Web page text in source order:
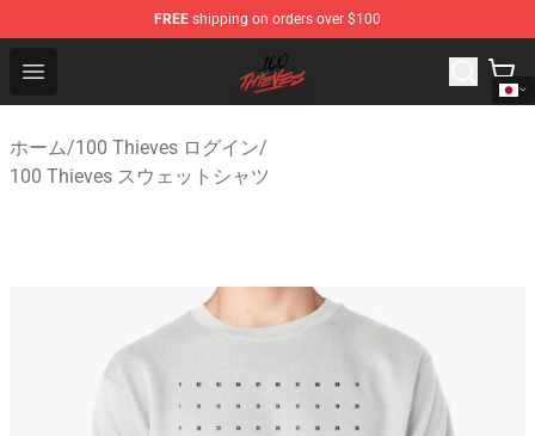
FREE shipping on orders over $100
Open menu
100 Thieves Shop - Official 100 Thieves Merchandise
ホーム/100 Thieves ログイン/
100 Thieves スウェットシャツ